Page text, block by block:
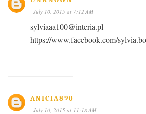
July 10, 2015 at 7:12 AM
sylviaaa100@interia.pl
https://www.facebook.com/
ANICIA890
July 10, 2015 at 11:18 AM